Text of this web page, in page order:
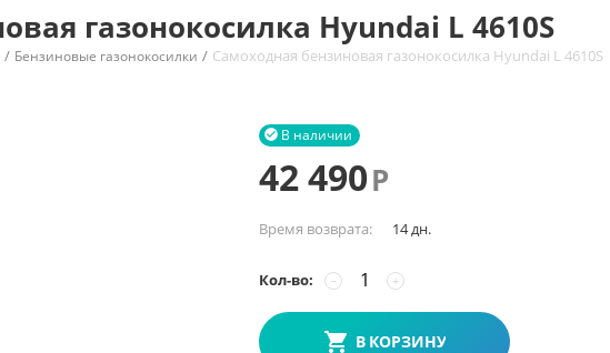
газонокосилка Hyundai L 4610S
/ Бензиновые газонокосилки / Самоходная бензиновая газонокосилка Hyundai L 4610S
В наличии

42 490Р
Время возврата: 14 дн.
Кол-во: +
−
В КОРЗИНУ